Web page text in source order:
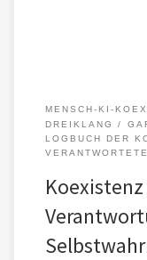
MENSCH-KI-
DREIKLANG
LOGBUCH DER